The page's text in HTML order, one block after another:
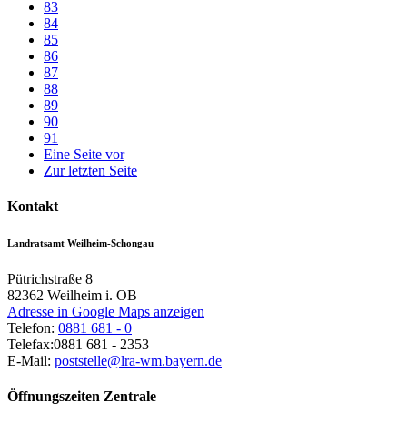
83
84
85
86
87
88
89
90
91
Eine Seite vor
Zur letzten Seite
Kontakt
Landratsamt Weilheim-Schongau
Pütrichstraße 8
82362 Weilheim i. OB
Adresse in Google Maps anzeigen
Telefon: 0881 681 - 0
Telefax:0881 681 - 2353
E-Mail: poststelle@lra-wm.bayern.de
Öffnungszeiten Zentrale